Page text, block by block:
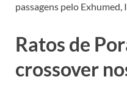
passagens pelo
Ratos de
crossover